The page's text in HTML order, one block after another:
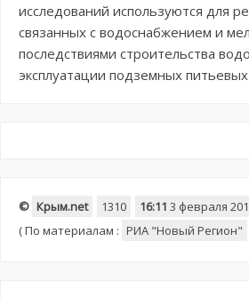
исследований используются для
связанных с водоснабжением и
последствиями строительства
эксплуатации подземных
© Крым.net 1310 16:11 3 февраля
(По материалам : РИА "Новый Регион"